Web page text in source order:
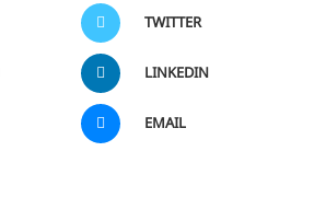
TWITTER
LINKEDIN
EMAIL